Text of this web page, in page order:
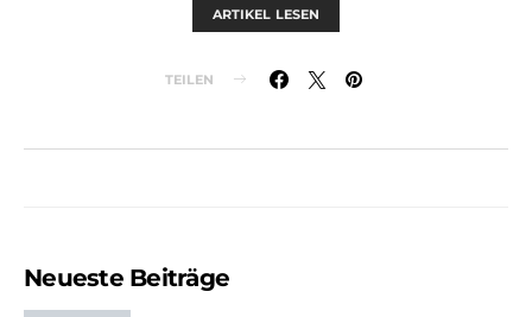
ARTIKEL LESEN
TEILEN
Neueste Beiträge